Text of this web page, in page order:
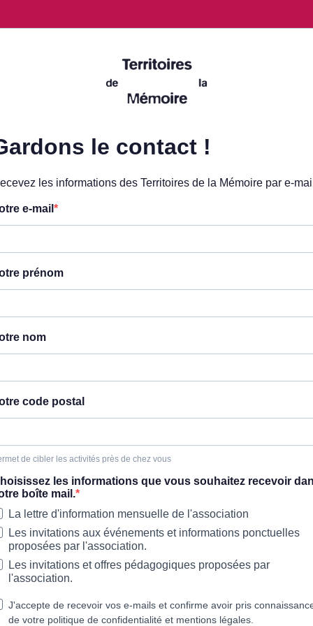
le contact !
les informations des Territoires de la Mémoire par e-
e-mail
prénom
nom
code postal
de cibler les activités près de chez vous
les informations que vous souhaitez recevoir
boîte mail.
La lettre d'information mensuelle de l'association
Les invitations aux événements et informations ponctuelles
proposées par l'association.
Les invitations et offres pédagogiques proposées par
l'association.
J'accepte de recevoir vos e-mails et confirme avoir pris
de votre politique de confidentialité et mentions légales.